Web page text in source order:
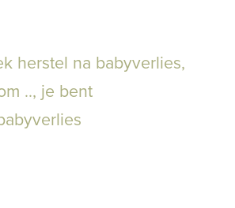
herstel na babyverlies,
.., je bent